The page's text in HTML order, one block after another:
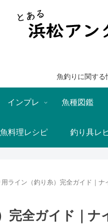
魚釣りに関する
インプレ 魚種図鑑
魚料理レシピ 釣り具レ
用ライン（釣り糸）完全ガイド｜
完全ガイド｜ナ